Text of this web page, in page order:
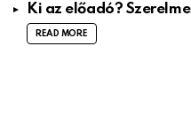
Ki az előadó?
READ MORE